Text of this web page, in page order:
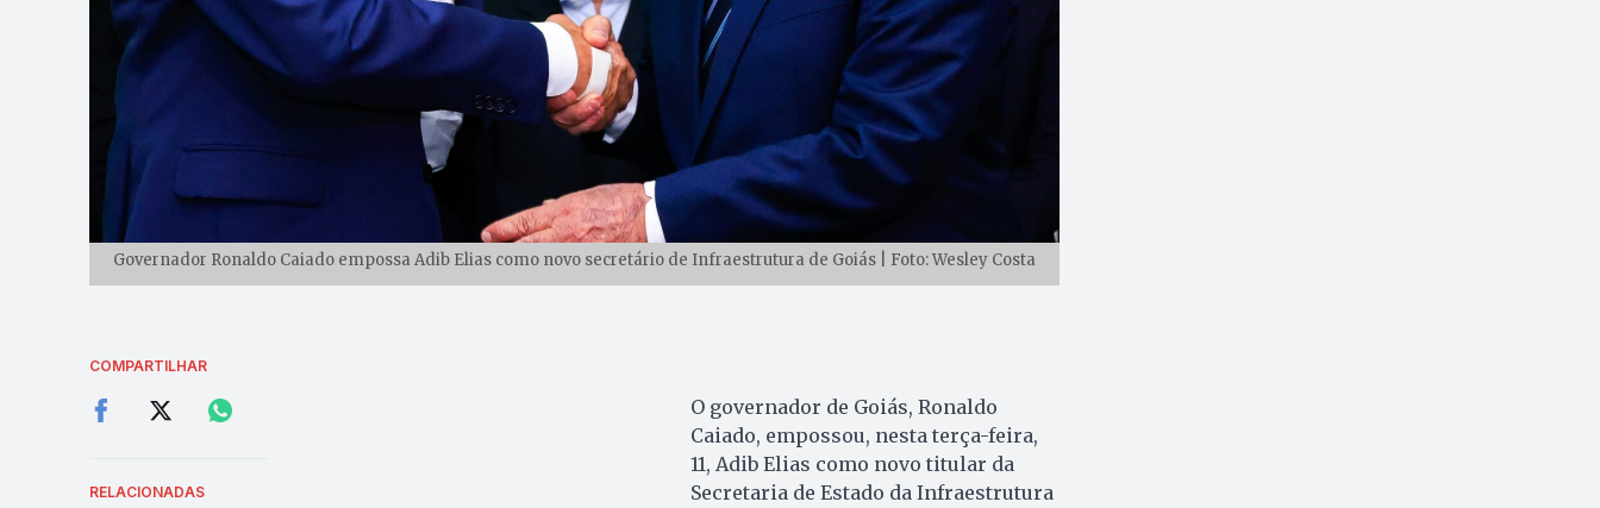
Governador Ronaldo Caiado empossa Adib Elias como novo secretário de Infraestrutura de Goiás | Foto: Wesley Costa
COMPARTILHAR
RELACIONADAS
O governador de Goiás, Ronaldo
Caiado, empossou, nesta terça-feira,
11, Adib Elias como novo titular da
Secretaria de Estado da Infraestrutura